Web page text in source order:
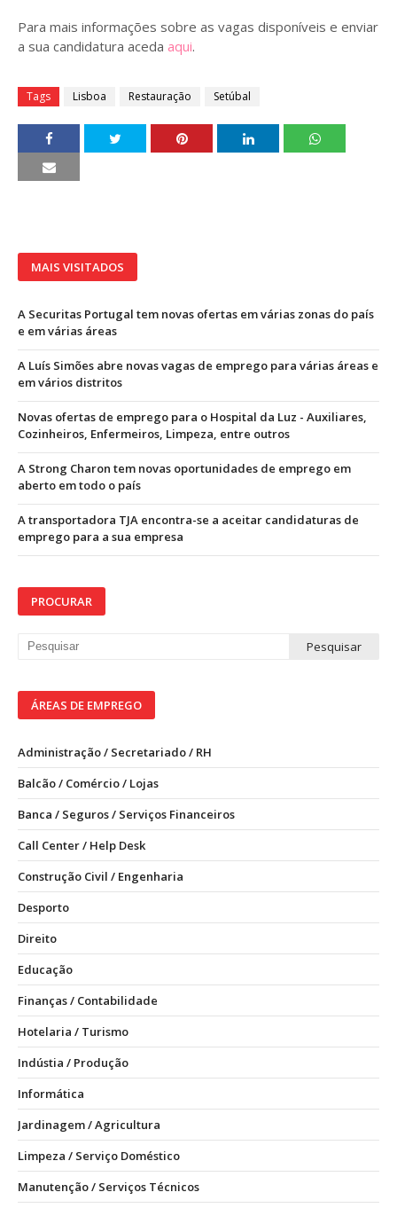
Para mais informações sobre as vagas disponíveis e enviar
a sua candidatura aceda aqui.
Tags Lisboa Restauração Setúbal
MAIS VISITADOS
A Securitas Portugal tem novas ofertas em várias zonas do país
e em várias áreas
A Luís Simões abre novas vagas de emprego para várias áreas e
em vários distritos
Novas ofertas de emprego para o Hospital da Luz - Auxiliares,
Cozinheiros, Enfermeiros, Limpeza, entre outros
A Strong Charon tem novas oportunidades de emprego em
aberto em todo o país
A transportadora TJA encontra-se a aceitar candidaturas de
emprego para a sua empresa
PROCURAR
ÁREAS DE EMPREGO
Administração / Secretariado / RH
Balcão / Comércio / Lojas
Banca / Seguros / Serviços Financeiros
Call Center / Help Desk
Construção Civil / Engenharia
Desporto
Direito
Educação
Finanças / Contabilidade
Hotelaria / Turismo
Indústia / Produção
Informática
Jardinagem / Agricultura
Limpeza / Serviço Doméstico
Manutenção / Serviços Técnicos